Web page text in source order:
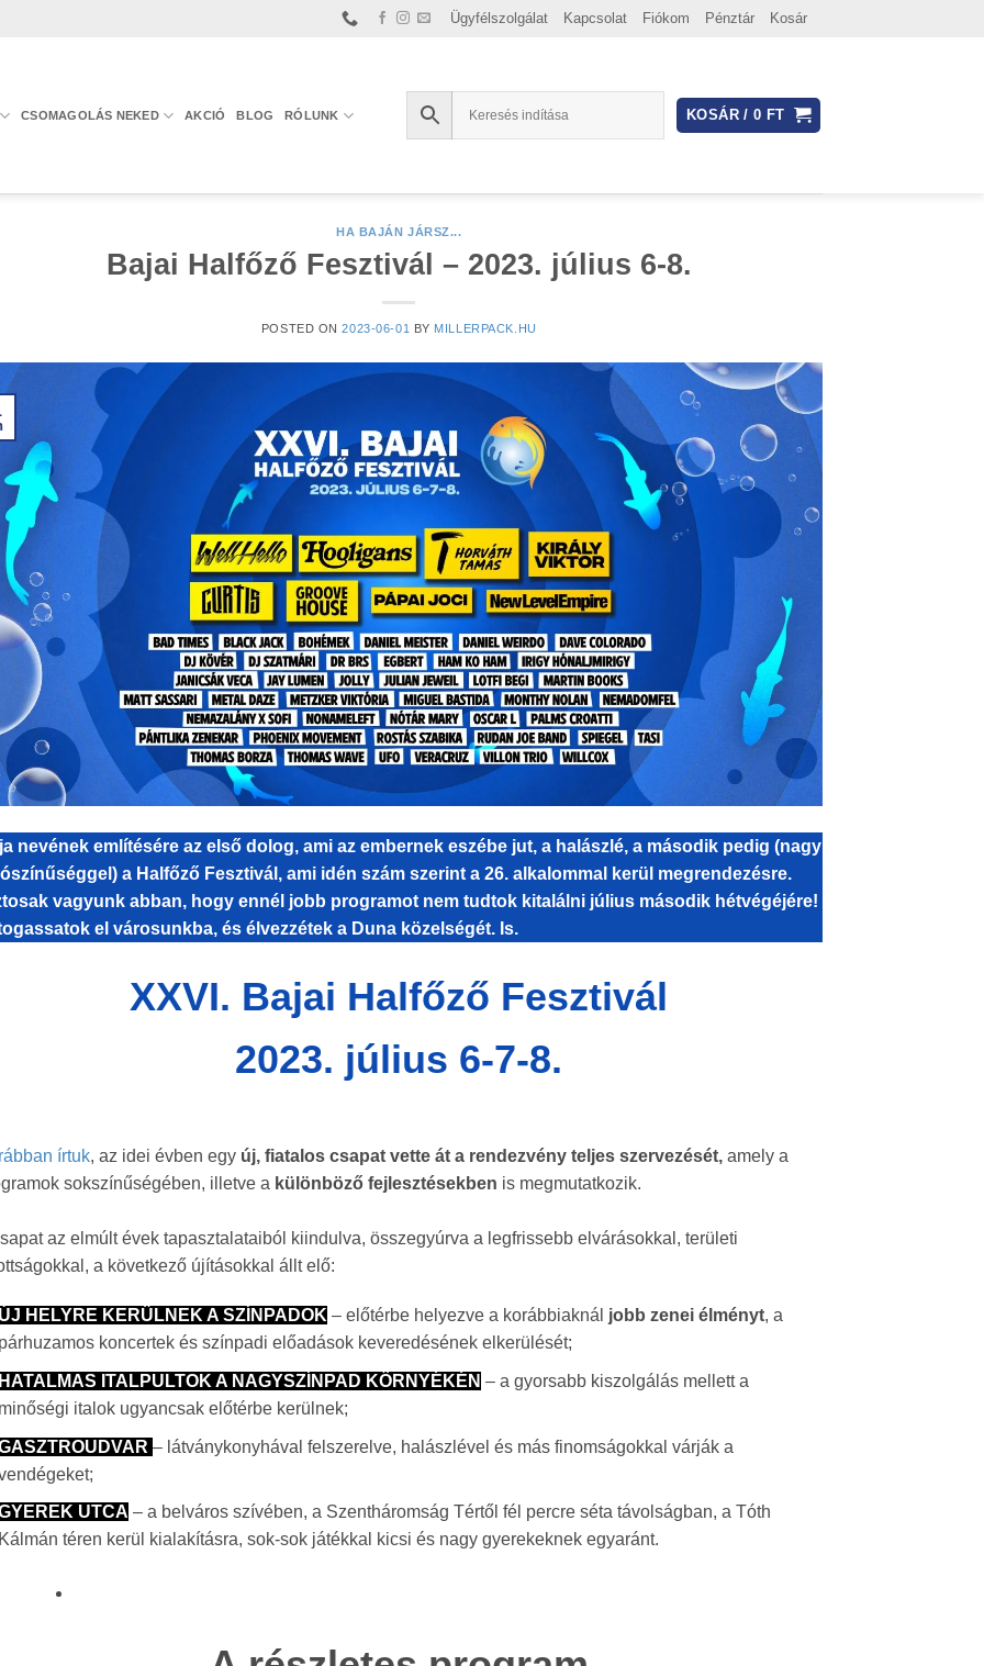
Ügyfélszolgálat Kapcsolat Fiókom Pénztár Kosár
CSOMAGOLÁS NEKED AKCIÓ BLOG RÓLUNK KOSÁR /0 FT
HA BAJÁN JÁRSZ...
Bajai Halfőző Fesztivál – 2023. július 6-8.
POSTED ON2023-06-01 BY MILLERPACK.HU
nevének említésére az első dolog, ami az embernek eszébe jut, a halászlé, a második pedig (nagy
a Halfőző Fesztivál, ami idén szám szerint a 26. alkalommal kerül megrendezésre.
vagyunk abban, hogy ennél jobb programot nem tudtok kitalálni július második hétvégéjére!
el városunkba, és élvezzétek a Duna közelségét. Is.
XXVI. Bajai Halfőző Fesztivál
2023. július 6-7-8.
írtuk, az idei évben egy új, fiatalos csapat vette át a rendezvény teljes szervezését,amely a
sokszínűségében, illetve a különböző fejlesztésekben is megmutatkozik.
az elmúlt évek tapasztalataiból kiindulva, összegyúrva a legfrissebb elvárásokkal, területi
a következő újításokkal állt elő:
HELYRE KERÜLNEK A SZÍNPADOK – előtérbe helyezve a korábbiaknál jobb zenei élményt, a
koncertek és színpadi előadások keveredésének elkerülését;
ITALPULTOK A NAGYSZÍNPAD KÖRNYÉKÉN – a gyorsabb kiszolgálás mellett a
italok ugyancsak előtérbe kerülnek;
– látványkonyhával felszerelve, halászlével és más finomságokkal várják a
UTCA – a belváros szívében, a Szentháromság Tértől fél percre séta távolságban, a Tóth
téren kerül kialakításra, sok-sok játékkal kicsi és nagy gyerekeknek egyaránt.